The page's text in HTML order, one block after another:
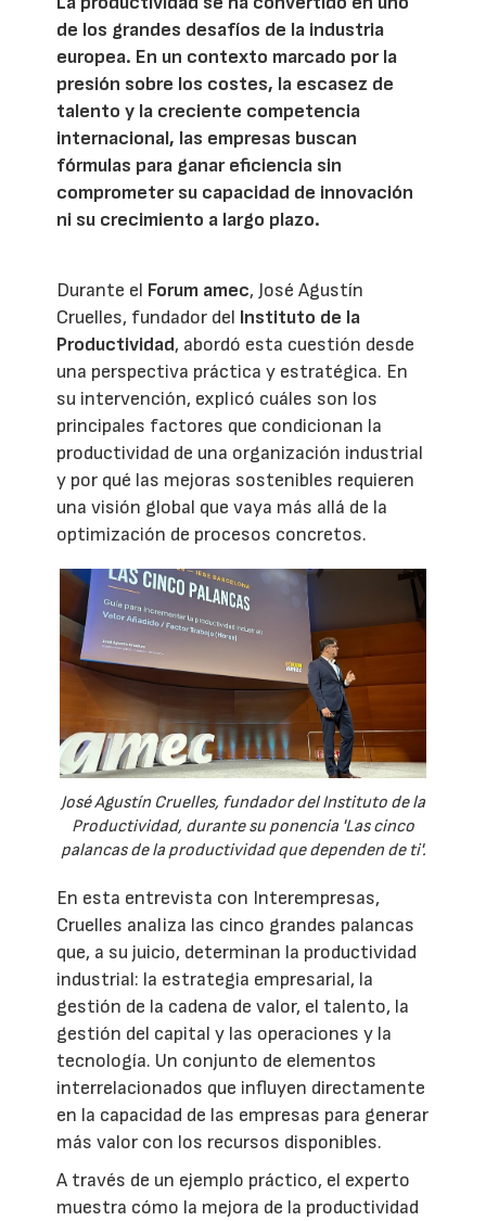
de los grandes desafíos de la industria
europea. En un contexto marcado por la
presión sobre los costes, la escasez de
talento y la creciente competencia
internacional, las empresas buscan
fórmulas para ganar eficiencia sin
comprometer su capacidad de innovación
ni su crecimiento a largo plazo.
Durante el Forum amec, José Agustín
Cruelles, fundador del Instituto de la
Productividad, abordó esta cuestión desde
una perspectiva práctica y estratégica. En
su intervención, explicó cuáles son los
principales factores que condicionan la
productividad de una organización industrial
y por qué las mejoras sostenibles requieren
una visión global que vaya más allá de la
optimización de procesos concretos.
José Agustín Cruelles, fundador del Instituto de la
Productividad, durante su ponencia 'Las cinco
palancas de la productividad que dependen de ti'.
En esta entrevista con Interempresas,
Cruelles analiza las cinco grandes palancas
que, a su juicio, determinan la productividad
industrial: la estrategia empresarial, la
gestión de la cadena de valor, el talento, la
gestión del capital y las operaciones y la
tecnología. Un conjunto de elementos
interrelacionados que influyen directamente
en la capacidad de las empresas para generar
más valor con los recursos disponibles.
A través de un ejemplo práctico, el experto
muestra cómo la mejora de la productividad